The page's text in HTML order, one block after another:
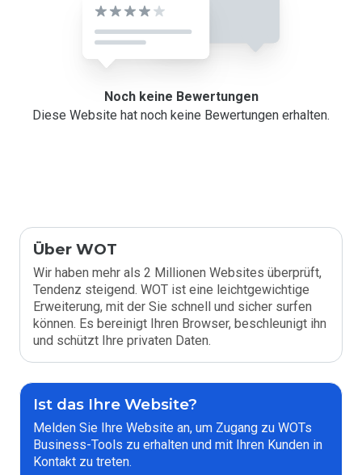
Noch keine Bewertungen
Diese Website hat noch keine Bewertungen erhalten.
Über WOT
Wir haben mehr als 2 Millionen Websites überprüft,
Tendenz steigend. WOT ist eine leichtgewichtige
Erweiterung, mit der Sie schnell und sicher surfen
können. Es bereinigt Ihren Browser, beschleunigt ihn
und schützt Ihre privaten Daten.
Ist das Ihre Website?
Melden Sie Ihre Website an, um Zugang zu WOTs
Business-Tools zu erhalten und mit Ihren Kunden in
Kontakt zu treten.